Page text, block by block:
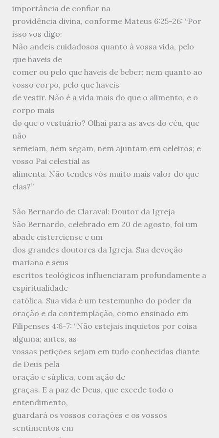
importância de confiar na
providência divina, conforme Mateus 6:25-26: “Por
isso vos digo:
Não andeis cuidadosos quanto à vossa vida, pelo
que haveis de
comer ou pelo que haveis de beber; nem quanto ao
vosso corpo, pelo que haveis
de vestir. Não é a vida mais do que o alimento, e o
corpo mais
do que o vestuário? Olhai para as aves do céu, que
não
semeiam, nem segam, nem ajuntam em celeiros; e
vosso Pai celestial as
alimenta. Não tendes vós muito mais valor do que
elas?”
São Bernardo de Claraval: Doutor da Igreja
São Bernardo, celebrado em 20 de agosto, foi um
abade cisterciense e um
dos grandes doutores da Igreja. Sua devoção
mariana e seus
escritos teológicos influenciaram profundamente a
espiritualidade
católica. Sua vida é um testemunho do poder da
oração e da contemplação, como ensinado em
Filipenses 4:6-7: “Não estejais inquietos por coisa
alguma; antes, as
vossas petições sejam em tudo conhecidas diante
de Deus pela
oração e súplica, com ação de
graças. E a paz de Deus, que excede todo o
entendimento,
guardará os vossos corações e os vossos
sentimentos em